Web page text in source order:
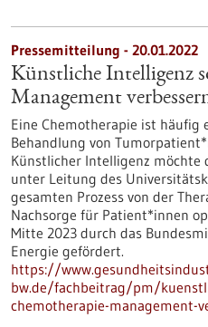
Pressemitteilung - 20.01.2022
Künstliche Intelligenz
Management
Eine Chemotherapie ist häufig
Behandlung von
Künstlicher Intelligenz möchte
unter Leitung des
gesamten Prozess von der
Nachsorge für Patient*innen
Mitte 2023 durch das
Energie gefördert.
https://
bw.de/fachbeitrag/pm/
chemotherapie-management-